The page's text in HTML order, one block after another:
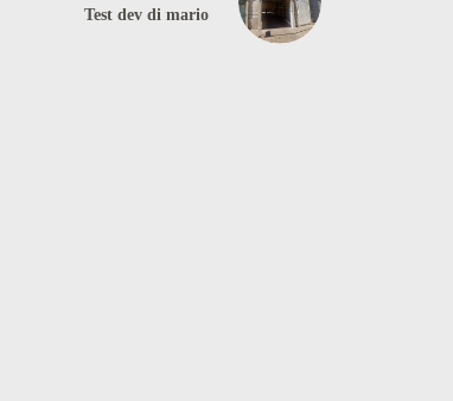
Test dev di mario